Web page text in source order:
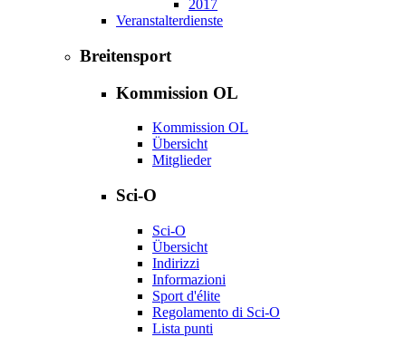
2017
Veranstalterdienste
Breitensport
Kommission OL
Kommission OL
Übersicht
Mitglieder
Sci-O
Sci-O
Übersicht
Indirizzi
Informazioni
Sport d'élite
Regolamento di Sci-O
Lista punti